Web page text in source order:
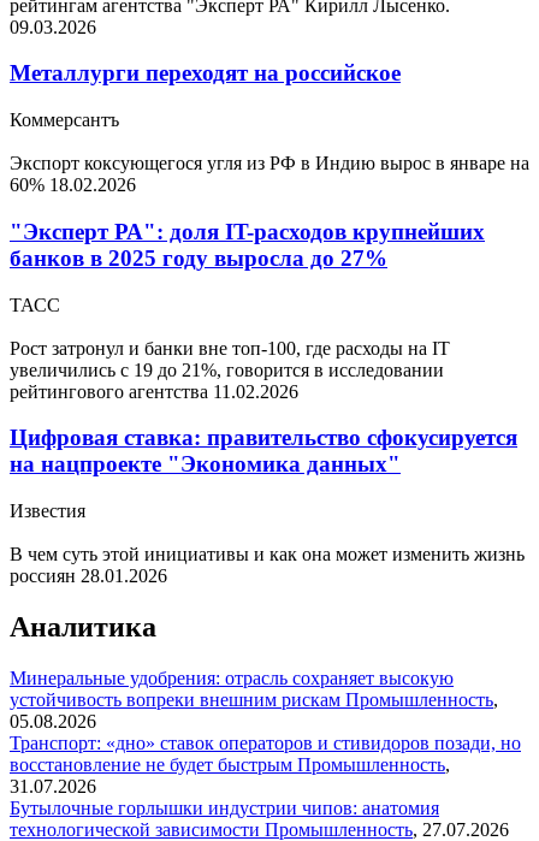
рейтингам агентства "Эксперт РА" Кирилл Лысенко.
09.03.2026
Металлурги переходят на российское
Коммерсантъ
Экспорт коксующегося угля из РФ в Индию вырос в январе на
60% 18.02.2026
"Эксперт РА": доля IT-расходов крупнейших
банков в 2025 году выросла до 27%
ТАСС
Рост затронул и банки вне топ-100, где расходы на IT
увеличились с 19 до 21%, говорится в исследовании
рейтингового агентства 11.02.2026
Цифровая ставка: правительство сфокусируется
на нацпроекте "Экономика данных"
Известия
В чем суть этой инициативы и как она может изменить жизнь
россиян 28.01.2026
Аналитика
Минеральные удобрения: отрасль сохраняет высокую
устойчивость вопреки внешним рискам Промышленность,
05.08.2026
Транспорт: «дно» ставок операторов и стивидоров позади, но
восстановление не будет быстрым Промышленность,
31.07.2026
Бутылочные горлышки индустрии чипов: анатомия
технологической зависимости Промышленность, 27.07.2026